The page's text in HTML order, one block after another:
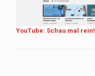
YouTube: Schau mal rein!